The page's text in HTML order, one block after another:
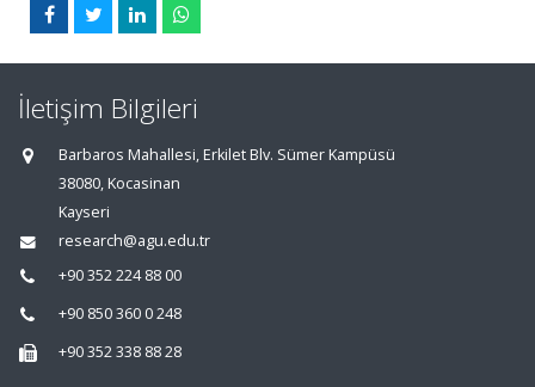
İletişim Bilgileri
Barbaros Mahallesi, Erkilet Blv. Sümer Kampüsü
38080, Kocasinan
Kayseri
research@agu.edu.tr
+90 352 224 88 00
+90 850 360 0 248
+90 352 338 88 28